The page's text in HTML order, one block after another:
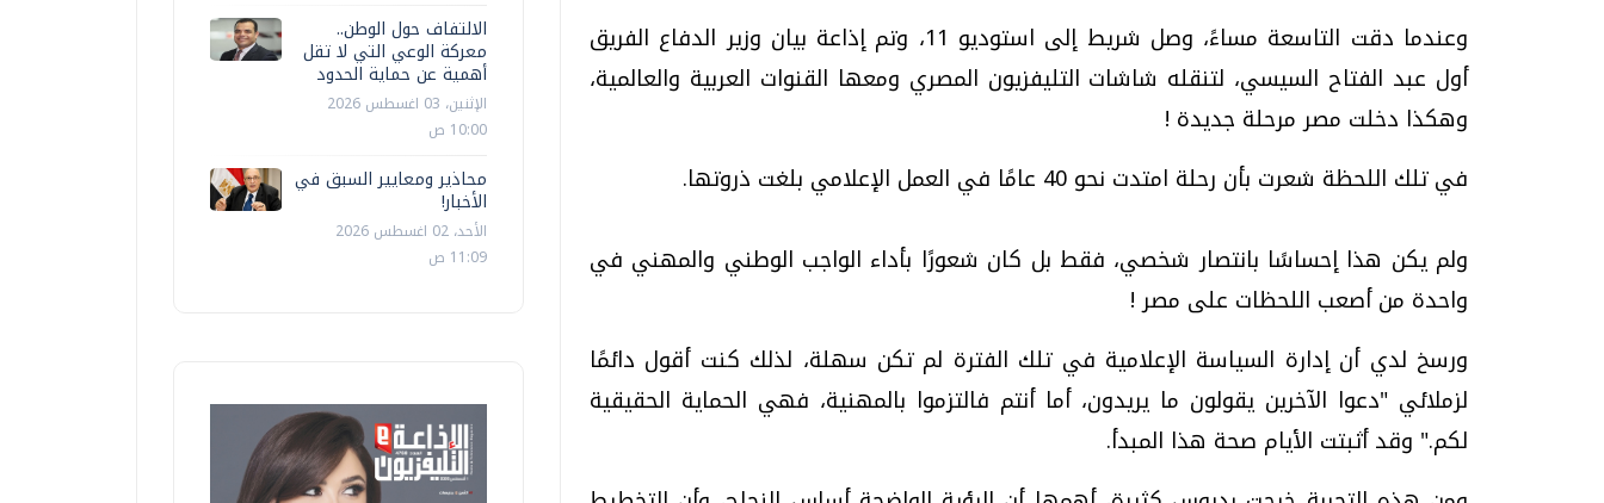
وعندما دقت التاسعة مساءً، وصل شريط إلى استوديو 11، وتم إذاعة بيان وزير الدفاع الفريق
أول عبد الفتاح السيسي، لتنقله شاشات التليفزيون المصري ومعها القنوات العربية والعالمية،
وهكذا دخلت مصر مرحلة جديدة !
في تلك اللحظة شعرت بأن رحلة امتدت نحو 40 عامًا في العمل الإعلامي بلغت ذروتها.
ولم يكن هذا إحساسًا بانتصار شخصي، فقط بل كان شعورًا بأداء الواجب الوطني والمهني في
واحدة من أصعب اللحظات على مصر !
ورسخ لدي أن إدارة السياسة الإعلامية في تلك الفترة لم تكن سهلة، لذلك كنت أقول دائمًا
لزملائي "دعوا الآخرين يقولون ما يريدون، أما أنتم فالتزموا بالمهنية، فهي الحماية الحقيقية
لكم." وقد أثبتت الأيام صحة هذا المبدأ.
الالتفاف حول الوطن..
معركة الوعي التي لا تقل
أهمية عن حماية الحدود
الإثنين، 03 اغسطس 2026
10:00 ص
محاذير ومعايير السبق في
الأخبار!
الأحد، 02 اغسطس 2026
11:09 ص